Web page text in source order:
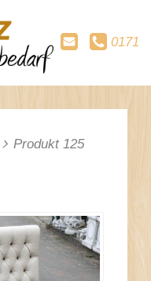
0171
Produkt 125